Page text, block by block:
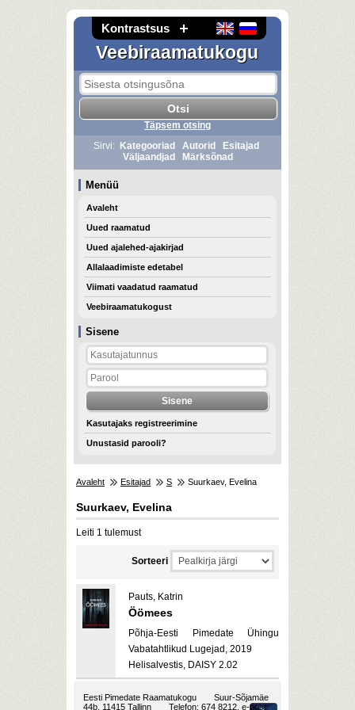
Kontrastsus
Veebiraamatukogu
Sisene
Kasutajaks registreerimine
Unustasid parooli?
Täpsem otsing
Sirvi:
Kategooriad Autorid
Esitajad
Väljaandjad
Märksõnad
Menüü
Avaleht
Uued raamatud
Uued ajalehed-ajakirjad
Allalaadimiste edetabel
Viimati vaadatud raamatud
Veebiraamatukogust
Avaleht Esitajad S Suurkaev, Evelina
Suurkaev, Evelina
Leiti 1 tulemust
Sorteeri
Pauts, Katrin
Öömees
Põhja-Eesti Pimedate Ühingu
Vabatahtlikud Lugejad, 2019
Helisalvestis, DAISY 2.02
Eesti Pimedate Raamatukogu
Suur-Sõjamäe
44b, 11415 Tallinn
Telefon: 674 8212, e-post: